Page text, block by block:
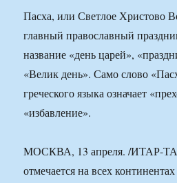
Пасха, или Светлое Христово
главный православный
название «день царей»,
«Велик день». Само слово
греческого языка означает
«избавление».
МОСКВА, 13 апреля. /ИТАР-
отмечается на всех континентах